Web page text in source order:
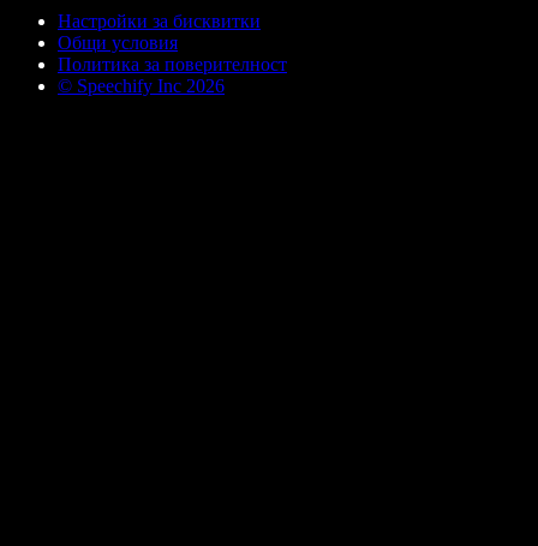
Настройки за бисквитки
Общи условия
Политика за поверителност
© Speechify Inc 2026